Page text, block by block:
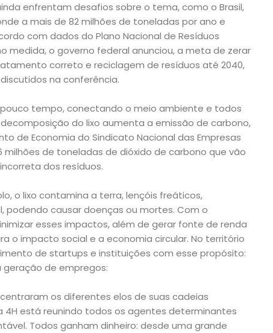
enfrentam desafios sobre o tema, como o Brasil,
a mais de 82 milhões de toneladas por ano e
com dados do Plano Nacional de Resíduos
medida, o governo federal anunciou, a meta de zerar
correto e reciclagem de resíduos até 2040,
na conferência.
tempo, conectando o meio ambiente e todos
do lixo aumenta a emissão de carbono,
de Economia do Sindicato Nacional das Empresas
milhões de toneladas de dióxido de carbono que vão
dos resíduos.
o lixo contamina a terra, lençóis freáticos,
podendo causar doenças ou mortes. Com o
esses impactos, além de gerar fonte de renda
o impacto social e a economia circular. No território
de startups e instituições com esse propósito:
geração de empregos:
os diferentes elos de suas cadeias
está reunindo todos os agentes determinantes
Todos ganham dinheiro: desde uma grande